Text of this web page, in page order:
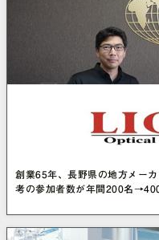
創業65年、長野県の地方メー
考の参加者数が年間200名